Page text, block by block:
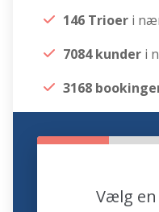
146 Trioer i
7084 kunder i
3168
Vælg